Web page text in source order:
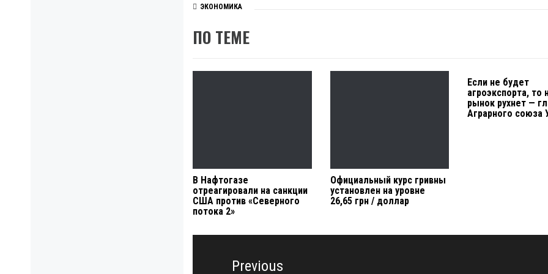
ЭКОНОМИКА
ПО ТЕМЕ
В Нафтогазе
отреагировали на санкции
США против «Северного
потока 2»
Официальный курс гривны
установлен на уровне
26,65 грн / доллар
Если не будет
агроэкспорта, то
рынок рухнет —
Аграрного союза
Навигация
Previous